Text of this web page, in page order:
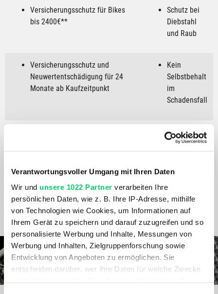
Verantwortungsvoller Umgang mit Ihren Daten
Wir und unsere 1022 Partner verarbeiten Ihre
persönlichen Daten, wie z. B. Ihre IP-Adresse, mithilfe
von Technologien wie Cookies, um Informationen auf
Ihrem Gerät zu speichern und darauf zuzugreifen und so
personalisierte Werbung und Inhalte, Messungen von
Werbung und Inhalten, Zielgruppenforschung sowie
Entwicklung von Angeboten zu ermöglichen. Sie
entscheiden darüber, wer Ihre Daten für welche Zwecke
Versicherungsschutz für Bikes
bis 2400€**
Schutz bei
Diebstahl
und Raub
Versicherungsschutz und
Neuwertentschädigung für 24
Monate ab Kaufzeitpunkt
Kein
Selbstbehalt
im
Schadensfall
Gratis
Bergspezl
* Nur gültig auf das im Pass angeführte E-Bike; ausgenommen Aktionspreise.
Alle Preise verstehen sich in Euro inkl. MwSt., Satz- und Druckfehler sowie
zwischenzeitliche Preisänderungen vorbehalten.